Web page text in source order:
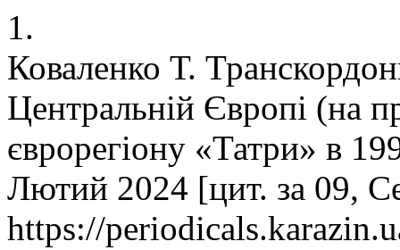
1.
Коваленко Т.
Центральній Європі (на
єврорегіону «Татри» в
Лютий 2024 [цит. за 09,
https://